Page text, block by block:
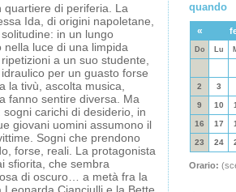
quartiere di periferia. La
Ida, di origini napoletane,
in un lungo
nella luce di una limpida
a un suo studente,
per un guasto forse
la tivù, ascolta musica,
fanno sentire diversa. Ma
carichi di desiderio, in
giovani uomini assumono il
Sogni che prendono
forse, reali. La protagonista
sfiorita, che sembra
di oscuro… a metà fra la
quando
«
Do Lu
2 3
9 10
16 17
23 24
Orario: